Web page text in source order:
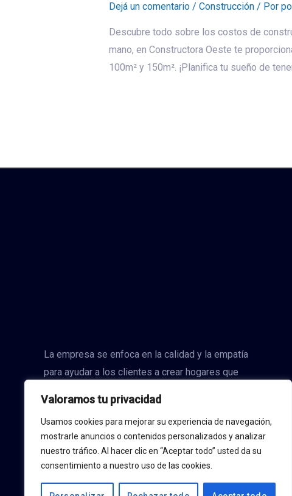
Valoramos tu privacidad
Usamos cookies para mejorar su experiencia de navegación,
mostrarle anuncios o contenidos personalizados y analizar
nuestro tráfico. Al hacer clic en “Aceptar todo” usted da su
consentimiento a nuestro uso de las cookies.
Dejá un comentario / Construcción/ Por
Descubre todo sobre los costos de
mano, en Constructora Oeste te
100m² y 150m². ¡Planifica tu sueño de
La empresa se enfoca en la calidad y la empatía
para ayudar a los clientes a crear hogares que